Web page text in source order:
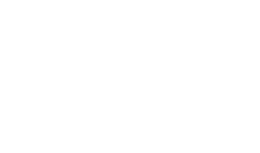
Rimesse in Dollari in Potere di Spesa